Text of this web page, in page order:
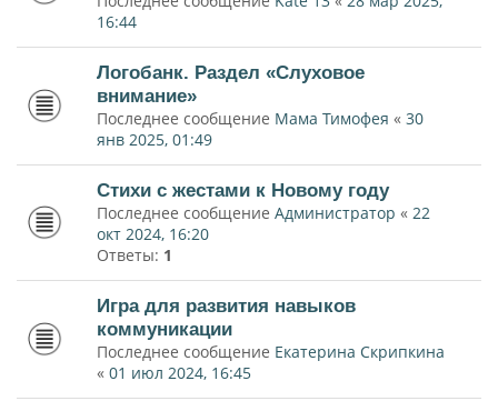
16:44
Логобанк. Раздел «Слуховое
внимание»
Последнее сообщение Мама Тимофея « 30
янв 2025, 01:49
Стихи с жестами к Новому году
Последнее сообщение Администратор « 22
окт 2024, 16:20
Ответы: 1
Игра для развития навыков
коммуникации
Последнее сообщение Екатерина Скрипкина
« 01 июл 2024, 16:45